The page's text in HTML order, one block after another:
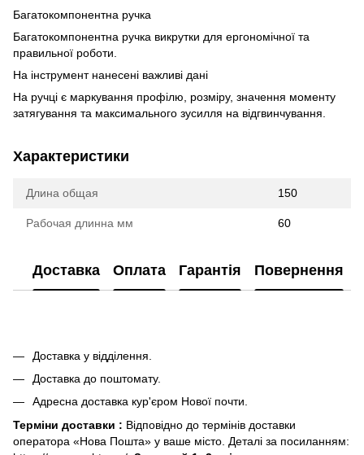
Багатокомпонентна ручка
Багатокомпонентна ручка викрутки для ергономічної та
правильної роботи.
На інструмент нанесені важливі дані
На ручці є маркування профілю, розміру, значення моменту
затягування та максимального зусилля на відгвинчування.
Характеристики
Длина общая 150
Рабочая длинна мм 60
Доставка Оплата Гарантія Повернення
Доставка у відділення.
Доставка до поштомату.
Адресна доставка кур'єром Нової почти.
Терміни доставки : Відповідно до термінів доставки
оператора «Нова Пошта» у ваше місто. Деталі за посиланням: